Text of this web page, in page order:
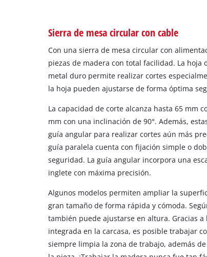
Sierra de mesa circular con cable
Con una sierra de mesa circular con
piezas de madera con total facilidad. La
metal duro permite realizar cortes
la hoja pueden ajustarse de forma óptima
La capacidad de corte alcanza hasta 65 mm
mm con una inclinación de 90°. Además,
guía angular para realizar cortes aún más
guía paralela cuenta con fijación simple o
seguridad. La guía angular incorpora una
inglete con máxima precisión.
Algunos modelos permiten ampliar la
gran tamaño de forma rápida y cómoda.
también puede ajustarse en altura. Gracias
integrada en la carcasa, es posible trabajar
siempre limpia la zona de trabajo, además